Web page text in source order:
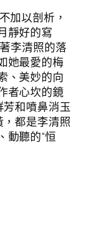
加以剖析，
靜好的寫
李清照的落
她最愛的梅
、美妙的向
者心坎的鏡
芳和噴鼻消玉
，都是李清照
動聽的“恒